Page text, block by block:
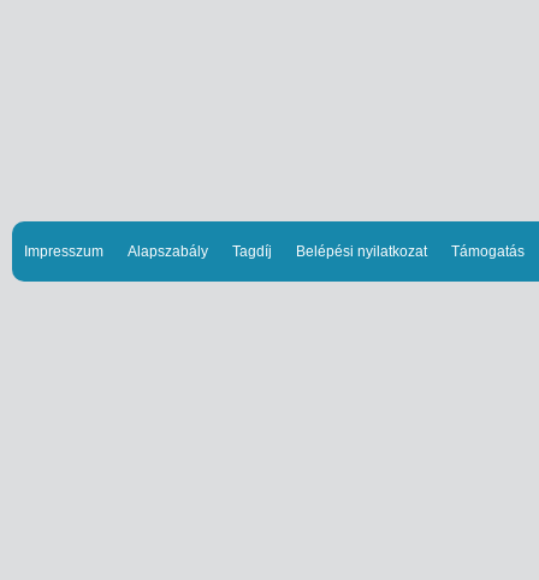
Impresszum Alapszabály Tagdíj Belépési nyilatkozat Támogatás